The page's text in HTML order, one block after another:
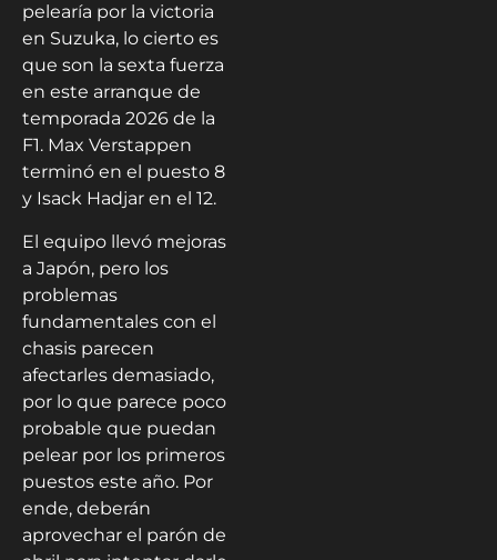
pelearía por la victoria
en Suzuka, lo cierto es
que son la sexta fuerza
en este arranque de
temporada 2026 de la
F1. Max Verstappen
terminó en el puesto 8
y Isack Hadjar en el 12.
El equipo llevó mejoras
a Japón, pero los
problemas
fundamentales con el
chasis parecen
afectarles demasiado,
por lo que parece poco
probable que puedan
pelear por los primeros
puestos este año. Por
ende, deberán
aprovechar el parón de